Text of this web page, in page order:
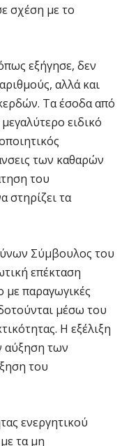
σχέση με το
εξήγησε, δεν
αλλά και
Τα έσοδα από
ειδικό
των καθαρών
του
στηρίζει τα
Σύμβουλος του
επέκταση
με παραγωγικές
μέσω του
Η εξέλιξη
αύξηση των
του
ενεργητικού
τα μη